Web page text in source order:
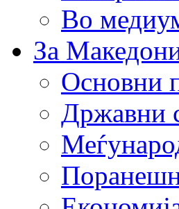
Во
За
Основни
Државни